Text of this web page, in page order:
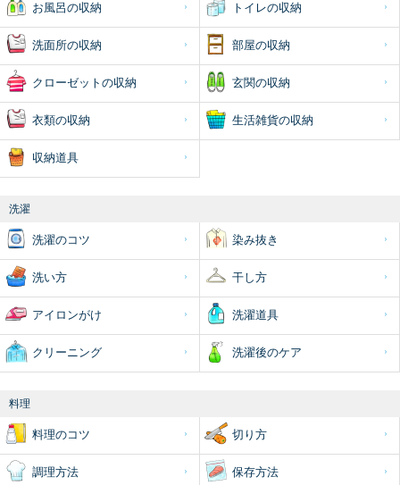
お風呂の収納 トイレの収納
洗面所の収納 部屋の収納
クローゼットの収納 玄関の収納
衣類の収納 生活雑貨の収納
収納道具
洗濯
洗濯のコツ 染み抜き
洗い方 干し方
アイロンがけ 洗濯道具
クリーニング 洗濯後のケア
料理
料理のコツ 切り方
調理方法 保存方法